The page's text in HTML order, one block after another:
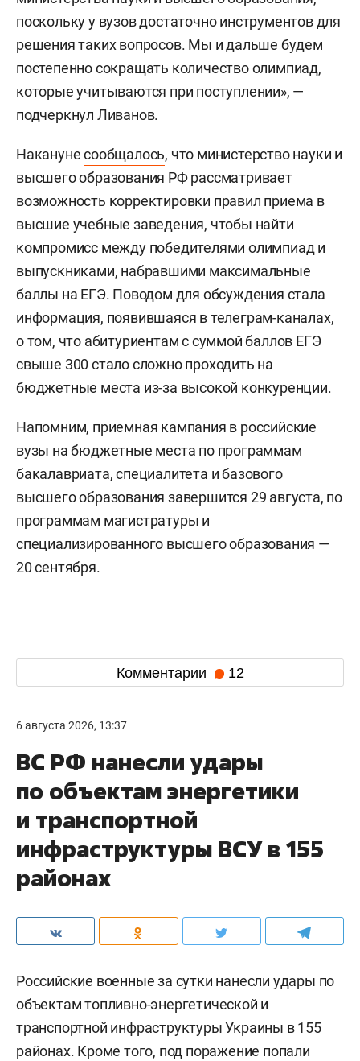
поскольку у вузов достаточно инструментов для
решения таких вопросов. Мы и дальше будем
постепенно сокращать количество олимпиад,
которые учитываются при поступлении», —
подчеркнул Ливанов.
Наканунесообщалось, что министерство науки и
высшего образования РФ рассматривает
возможность корректировки правил приема в
высшие учебные заведения, чтобы найти
компромисс между победителями олимпиад и
выпускниками, набравшими максимальные
баллы на ЕГЭ. Поводом для обсуждения стала
информация, появившаяся в телеграм-каналах,
о том, что абитуриентам с суммой баллов ЕГЭ
свыше 300 стало сложно проходить на
бюджетные места из-за высокой конкуренции.
Напомним, приемная кампания в российские
вузы на бюджетные места по программам
бакалавриата, специалитета и базового
высшего образования завершится 29 августа, по
программам магистратуры и
специализированного высшего образования —
20 сентября.
Комментарии 12
6 августа 2026, 13:37
ВС РФ нанесли удары
по объектам энергетики
и транспортной
инфраструктуры ВСУ в 155
районах
Российские военные за сутки нанесли удары по
объектам топливно-энергетической и
транспортной инфраструктуры Украины в 155
районах. Кроме того, под поражение попали